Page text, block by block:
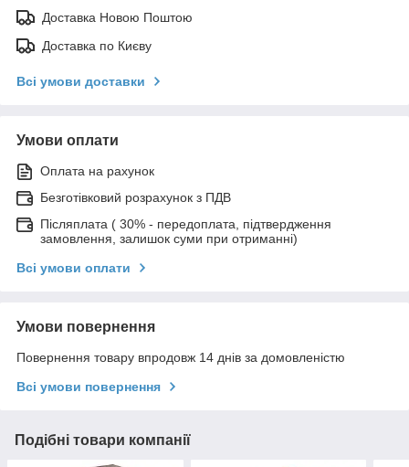
Доставка Новою Поштою
Доставка по Києву
Всі умови доставки
Умови оплати
Оплата на рахунок
Безготівковий розрахунок з ПДВ
Післяплата ( 30% - передоплата, підтвердження
замовлення, залишок суми при отриманні)
Всі умови оплати
Умови повернення
Повернення товару впродовж 14 днів за домовленістю
Всі умови повернення
Подібні товари компанії